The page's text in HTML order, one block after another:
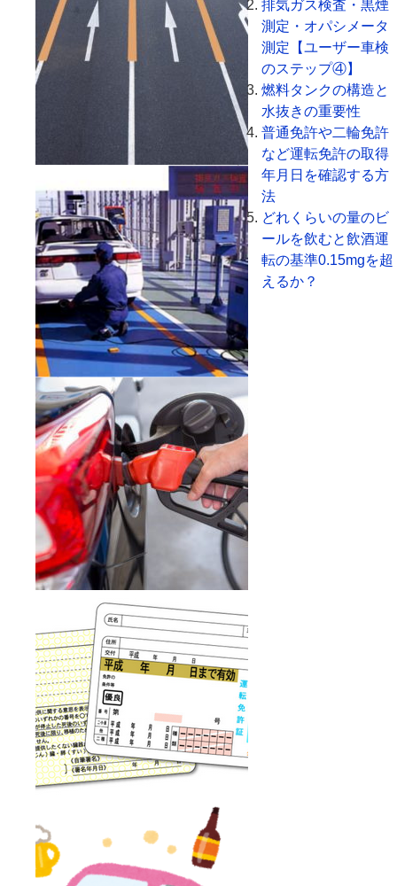
排気ガス検査・黒煙
測定・オパシメータ
測定【ユーザー車検
のステップ④】
燃料タンクの構造と
水抜きの重要性
普通免許や二輪免許
など運転免許の取得
年月日を確認する方
法
どれくらいの量のビ
ールを飲むと飲酒運
転の基準0.15mgを超
えるか？